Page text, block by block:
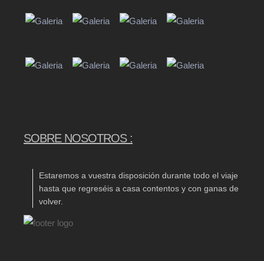
SOBRE NOSOTROS :
Estaremos a vuestra disposición durante todo el viaje
hasta que regreséis a casa contentos y con ganas de
volver.